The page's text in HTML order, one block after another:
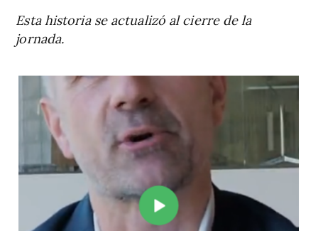
Esta historia se actualizó al cierre de la
jornada.